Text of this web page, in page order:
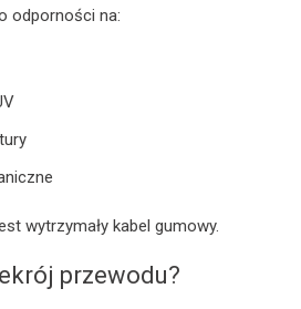
odporności na:
wytrzymały kabel gumowy.
przewodu?